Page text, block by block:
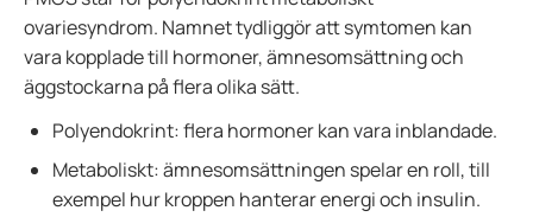
ovariesyndrom. Namnet tydliggör att symtomen kan
vara kopplade till hormoner, ämnesomsättning och
äggstockarna på flera olika sätt.
Polyendokrint: flera hormoner kan vara inblandade.
Metaboliskt: ämnesomsättningen spelar en roll, till
exempel hur kroppen hanterar energi och insulin.